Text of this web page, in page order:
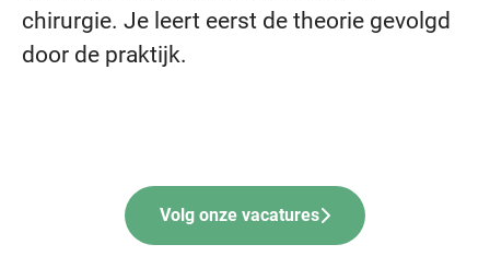
chirurgie. Je leert eerst de theorie gevolgd
door de praktijk.
Volg onze vacatures